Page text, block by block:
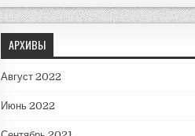
АРХИВЫ
Август 2022
Июнь 2022